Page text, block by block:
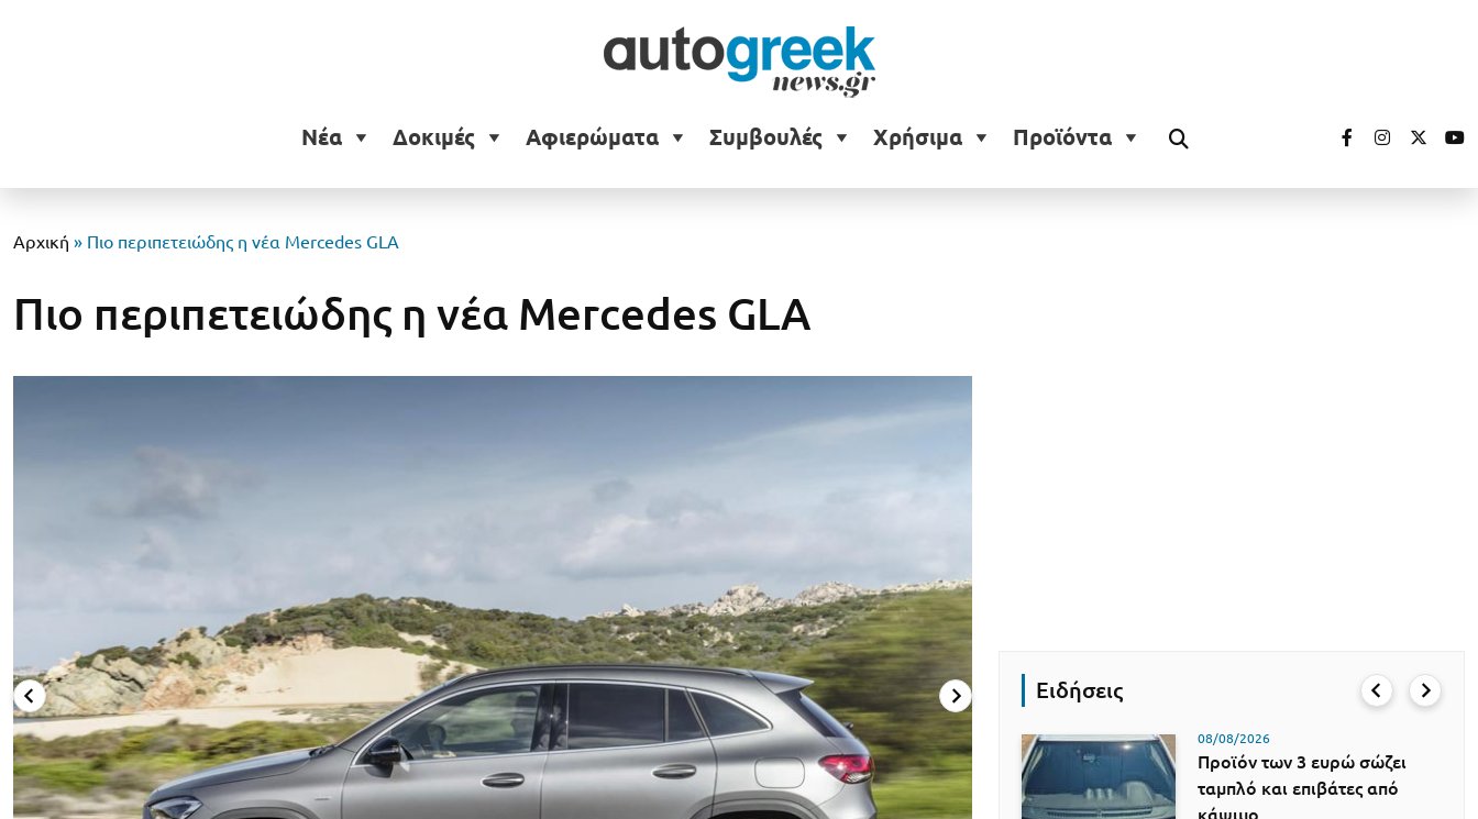
Νέα Δοκιμές Αφιερώματα Συμβουλές Χρήσιμα Προϊόντα
Αρχική » Πιο περιπετειώδης η νέα Mercedes GLA
Πιο περιπετειώδης η νέα Mercedes GLA
Ειδήσεις
08/08/2026
Προϊόν των 3 ευρώ σώζει
ταμπλό και επιβάτες από
κάψιμο